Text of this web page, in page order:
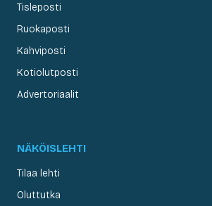
Tisleposti
Ruokaposti
Kahviposti
Kotiolutposti
Advertoriaalit
NÄKÖISLEHTI
Tilaa lehti
Oluttutka